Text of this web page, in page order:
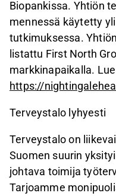
Biopankissa. Yhtiön
mennessä käytetty
tutkimuksessa.
listattu First North
markkinapaikalla.
https://
Terveystalo lyhyesti
Terveystalo on
Suomen suurin
johtava toimija
Tarjoamme